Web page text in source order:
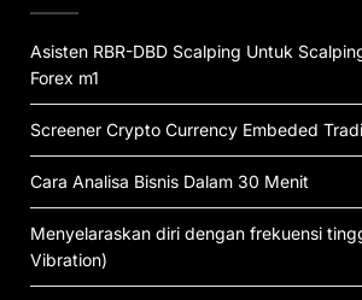
Asisten RBR-DBD Scalping Untuk
Forex m1
Screener Crypto Currency Embeded
Cara Analisa Bisnis Dalam 30 Menit
Menyelaraskan diri dengan frekuensi
Vibration)